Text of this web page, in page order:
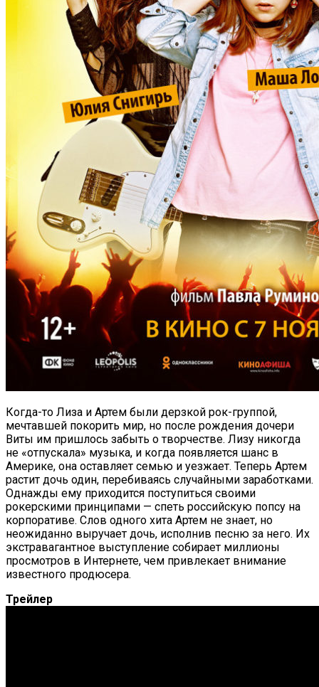
Когда-то Лиза и Артем были дерзкой рок-группой,
мечтавшей покорить мир, но после рождения дочери
Виты им пришлось забыть о творчестве. Лизу никогда
не «отпускала» музыка, и когда появляется шанс в
Америке, она оставляет семью и уезжает. Теперь Артем
растит дочь один, перебиваясь случайными заработками.
Однажды ему приходится поступиться своими
рокерскими принципами — спеть российскую попсу на
корпоративе. Слов одного хита Артем не знает, но
неожиданно выручает дочь, исполнив песню за него. Их
экстравагантное выступление собирает миллионы
просмотров в Интернете, чем привлекает внимание
известного продюсера.
Трейлер